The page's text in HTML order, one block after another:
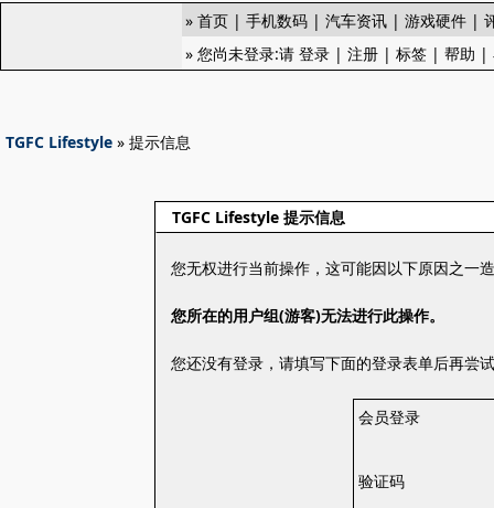
» 首页 | 手机数码 | 汽车资讯 | 游戏硬件 |
» 您尚未登录:请 登录 | 注册 | 标签 | 帮助 |
TGFC Lifestyle » 提示信息
TGFC Lifestyle 提示信息
您无权进行当前操作，这可能因以下原因之一
您所在的用户组(游客)无法进行此操作。
您还没有登录，请填写下面的登录表单后再尝
会员登录
验证码